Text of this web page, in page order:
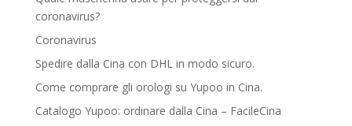
coronavirus?
Coronavirus
Spedire dalla Cina con DHL in modo sicuro.
Come comprare gli orologi su Yupoo in Cina.
Catalogo Yupoo: ordinare dalla Cina – FacileCina